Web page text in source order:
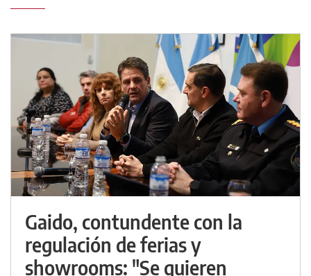
Gaido, contundente con la
regulación de ferias y
showrooms: "Se quieren